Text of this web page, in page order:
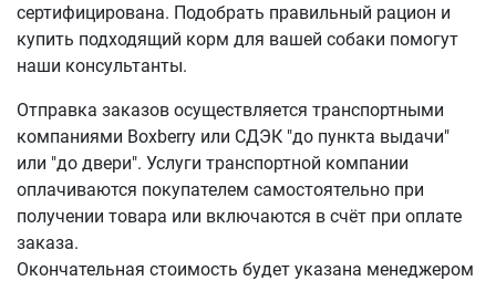
сертифицирована. Подобрать правильный рацион и
купить подходящий корм для вашей собаки помогут
наши консультанты.
Отправка заказов осуществляется транспортными
компаниями Boxberry или СДЭК "до пункта выдачи"
или "до двери". Услуги транспортной компании
оплачиваются покупателем самостоятельно при
получении товара или включаются в счёт при оплате
заказа.
Окончательная стоимость будет указана менеджером